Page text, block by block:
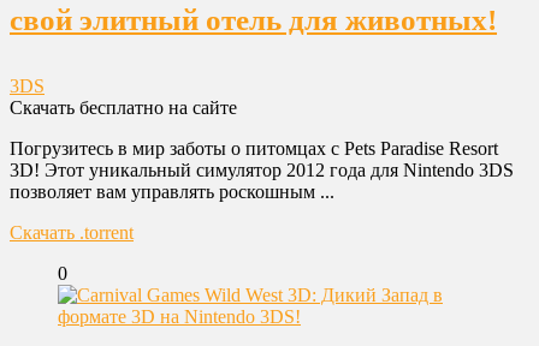
свой элитный отель для животных!
3DS
Скачать бесплатно на сайте
Погрузитесь в мир заботы о питомцах с Pets Paradise Resort
3D! Этот уникальный симулятор 2012 года для Nintendo 3DS
позволяет вам управлять роскошным ...
Скачать .torrent
0